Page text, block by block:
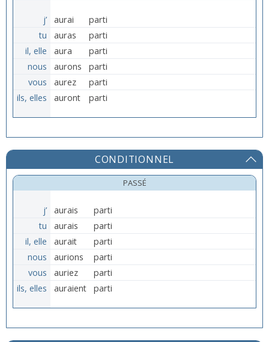
j’ aurai
parti
tu
auras
parti
il, elle
aura
parti
nous
aurons
parti
vous
aurez
parti
ils, elles
auront parti
CONDITIONNEL
PASSÉ
j’ aurais
parti
tu
aurais
parti
il, elle
aurait
parti
nous
aurions
parti
vous
auriez
parti
ils, elles
auraient parti